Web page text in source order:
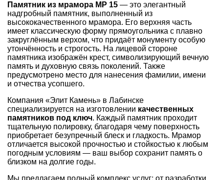
Памятник из мрамора МР 15 — это элегантный
надгробный памятник, выполненный из
высококачественного мрамора. Его верхняя часть
имеет классическую форму прямоугольника с плавно
закруглённым верхом, что придаёт монументу особую
утончённость и строгость. На лицевой стороне
памятника изображён крест, символизирующий вечную
память и духовную связь поколений. Также
предусмотрено место для нанесения фамилии, имени
и отчества усопшего.
Компания «Элит Камень» в Лабинске
специализируется на изготовлении качественных
памятников под ключ. Каждый памятник проходит
тщательную полировку, благодаря чему поверхность
приобретает безупречный блеск и гладкость. Мрамор
отличается высокой прочностью и стойкостью к любым
погодным условиям — ваш выбор сохранит память о
близком на долгие годы.